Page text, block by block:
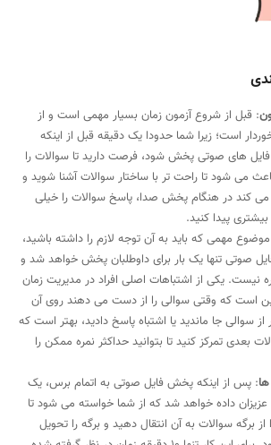
: قبل از شروع آزمون زمان بسیار مهمی است و از
است؛ زیرا شما حدودا یک دقیقه قبل از اینکه
فایل های صوتی پخش شود، فرصت دارید تا سوالات را
می شود تا راحت تر با ساختار سوالات آشنا شوید و
کند در هنگام پخش صدا، پاسخ سوالات را خیلی
پیدا کنید.
مهمی که باید به آن توجه لازم را داشته باشید،
صوتی تنها یک بار برای داوطلبان پخش خواهد شد و
نیست. یکی از اشتباهات اصلی افراد در مدیریت زمان
است که وقتی سوالی را از دست می دهند روی آن
از سوالی جا ماندید یا اشتباه پاسخ دادید، بهتر است که
بعدی تمرکز کنید تا بتوانید حداکثر نمره ممکن را
: پس از اینکه پخش فایل صوتی به اتمام برس، یک
عزیزان داده خواهد شد که از شما خواسته می شود تا
برگه سوالات به آن انتقال دهید و برگه را تحویل